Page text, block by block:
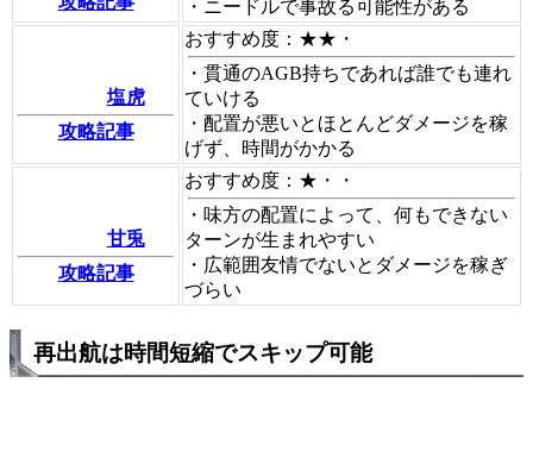
・ニードルで事故る可能性がある
塩虎
攻略記事
おすすめ度：★★・
・貫通のAGB持ちであれば誰でも連れ
ていける
・配置が悪いとほとんどダメージを稼
げず、時間がかかる
甘兎
攻略記事
おすすめ度：★・・
・味方の配置によって、何もできない
ターンが生まれやすい
・広範囲友情でないとダメージを稼ぎ
づらい
再出航は時間短縮でスキップ可能